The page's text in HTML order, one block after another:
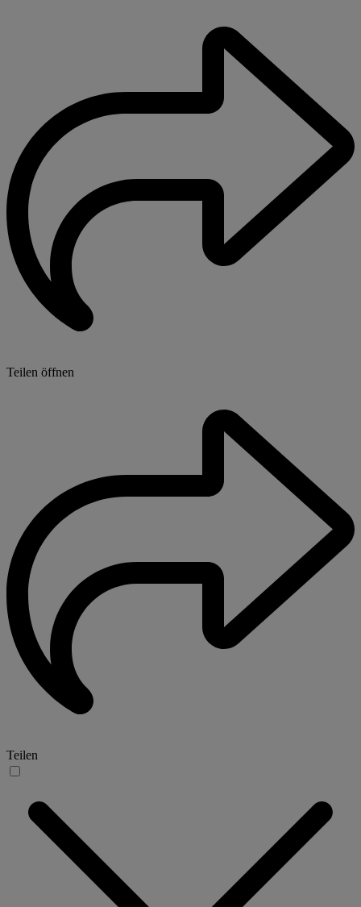
Teilen öffnen
Teilen